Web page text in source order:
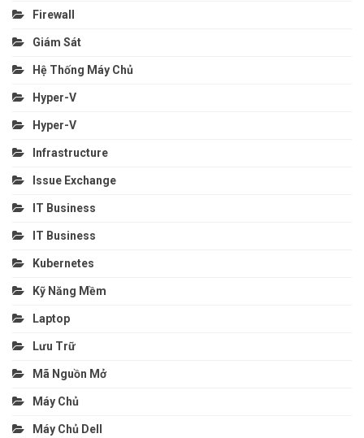
Firewall
Giám Sát
Hệ Thống Máy Chủ
Hyper-V
Hyper-V
Infrastructure
Issue Exchange
IT Business
IT Business
Kubernetes
Kỹ Năng Mềm
Laptop
Lưu Trữ
Mã Nguồn Mở
Máy Chủ
Máy Chủ Dell